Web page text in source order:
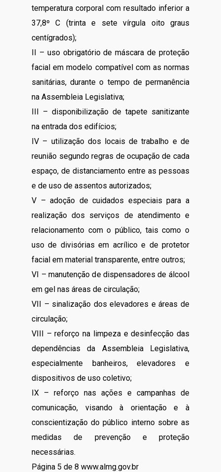
temperatura corporal com resultado inferior a
37,8º C (trinta e sete vírgula oito graus
centígrados);
II – uso obrigatório de máscara de proteção
facial em modelo compatível com as normas
sanitárias, durante o tempo de permanência
na Assembleia Legislativa;
III – disponibilização de tapete sanitizante
na entrada dos edifícios;
IV – utilização dos locais de trabalho e de
reunião segundo regras de ocupação de cada
espaço, de distanciamento entre as pessoas
e de uso de assentos autorizados;
V – adoção de cuidados especiais para a
realização dos serviços de atendimento e
relacionamento com o público, tais como o
uso de divisórias em acrílico e de protetor
facial em material transparente, entre outros;
VI – manutenção de dispensadores de álcool
em gel nas áreas de circulação;
VII – sinalização dos elevadores e áreas de
circulação;
VIII – reforço na limpeza e desinfecção das
dependências da Assembleia Legislativa,
especialmente banheiros, elevadores e
dispositivos de uso coletivo;
IX – reforço nas ações e campanhas de
comunicação, visando à orientação e à
conscientização do público interno sobre as
medidas de prevenção e proteção
necessárias.
Página 5 de 8 www.almg.gov.br